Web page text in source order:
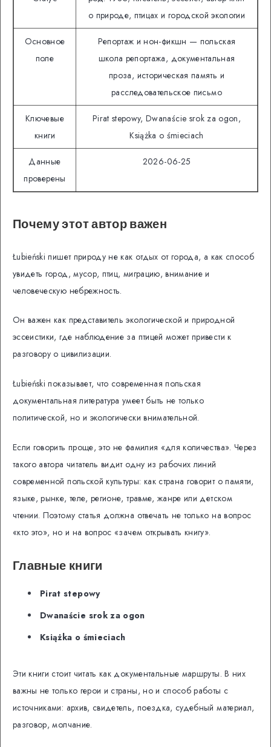
о природе, птицах и городской экологии
Основное
поле
Репортаж и нон-фикшн — польская
школа репортажа, документальная
проза, историческая память и
расследовательское письмо
Ключевые
книги
Pirat stepowy, Dwanaście srok za ogon,
Książka o śmieciach
Данные
проверены
2026-06-25
Почему этот автор важен
Łubieński пишет природу не как отдых от города, а как способ
увидеть город, мусор, птиц, миграцию, внимание и
человеческую небрежность.
Он важен как представитель экологической и природной
эссеистики, где наблюдение за птицей может привести к
разговору о цивилизации.
Łubieński показывает, что современная польская
документальная литература умеет быть не только
политической, но и экологически внимательной.
Если говорить проще, это не фамилия «для количества». Через
такого автора читатель видит одну из рабочих линий
современной польской культуры: как страна говорит о памяти,
языке, рынке, теле, регионе, травме, жанре или детском
чтении. Поэтому статья должна отвечать не только на вопрос
«кто это», но и на вопрос «зачем открывать книгу».
Главные книги
Pirat stepowy
Dwanaście srok za ogon
Książka o śmieciach
Эти книги стоит читать как документальные маршруты. В них
важны не только герои и страны, но и способ работы с
источниками: архив, свидетель, поездка, судебный материал,
разговор, молчание.